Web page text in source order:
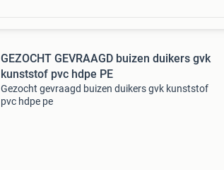
GEZOCHT GEVRAAGD buizen duikers gvk
kunststof pvc hdpe PE
Gezocht gevraagd buizen duikers gvk kunststof
pvc hdpe pe